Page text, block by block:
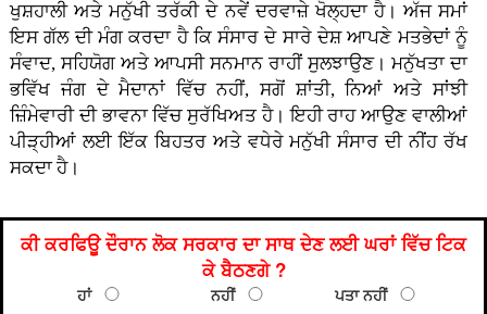
ਖੁਸ਼ਹਾਲੀ ਅਤੇ ਮਨੁੱਖੀ ਤਰੱਕੀ ਦੇ ਨਵੇਂ ਦਰਵਾਜ਼ੇ ਖੋਲ੍ਹਦਾ ਹੈ। ਅੱਜ ਸਮਾਂ
ਇਸ ਗੱਲ ਦੀ ਮੰਗ ਕਰਦਾ ਹੈ ਕਿ ਸੰਸਾਰ ਦੇ ਸਾਰੇ ਦੇਸ਼ ਆਪਣੇ ਮਤਭੇਦਾਂ ਨੂੰ
ਸੰਵਾਦ, ਸਹਿਯੋਗ ਅਤੇ ਆਪਸੀ ਸਨਮਾਨ ਰਾਹੀਂ ਸੁਲਝਾਉਣ। ਮਨੁੱਖਤਾ ਦਾ
ਭਵਿੱਖ ਜੰਗ ਦੇ ਮੈਦਾਨਾਂ ਵਿੱਚ ਨਹੀਂ, ਸਗੋਂ ਸ਼ਾਂਤੀ, ਨਿਆਂ ਅਤੇ ਸਾਂਝੀ
ਜ਼ਿੰਮੇਵਾਰੀ ਦੀ ਭਾਵਨਾ ਵਿੱਚ ਸੁਰੱਖਿਅਤ ਹੈ। ਇਹੀ ਰਾਹ ਆਉਣ ਵਾਲੀਆਂ
ਪੀੜ੍ਹੀਆਂ ਲਈ ਇੱਕ ਬਿਹਤਰ ਅਤੇ ਵਧੇਰੇ ਮਨੁੱਖੀ ਸੰਸਾਰ ਦੀ ਨੀਂਹ ਰੱਖ
ਸਕਦਾ ਹੈ।
ਕੀ ਕਰਫਿਊ ਦੌਰਾਨ ਲੋਕ ਸਰਕਾਰ ਦਾ ਸਾਥ ਦੇਣ ਲਈ ਘਰਾਂ ਵਿੱਚ ਟਿਕ
ਕੇ ਬੈਠਣਗੇ ?
ਹਾਂ ਨਹੀਂ ਪਤਾ ਨਹੀਂ